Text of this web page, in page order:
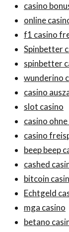
casino
online
f1 casino
Spinbetter
spinbetter
wunderino
casino
slot casino
casino
casino
beep beep
cashed
bitcoin
Echtgeld
mga casino
betano